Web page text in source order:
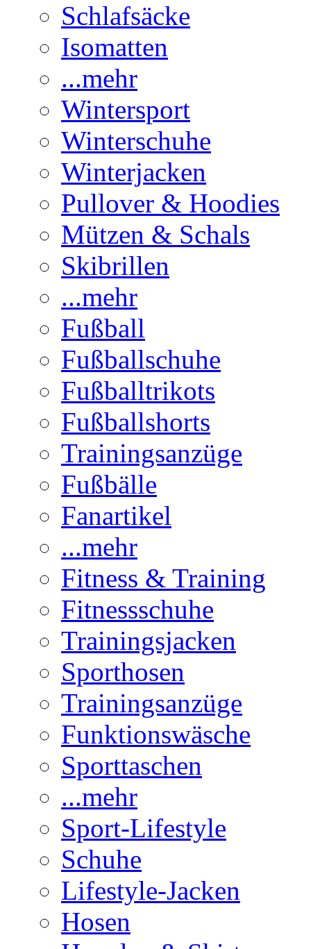
Schlafsäcke
Isomatten
...mehr
Wintersport
Winterschuhe
Winterjacken
Pullover & Hoodies
Mützen & Schals
Skibrillen
...mehr
Fußball
Fußballschuhe
Fußballtrikots
Fußballshorts
Trainingsanzüge
Fußbälle
Fanartikel
...mehr
Fitness & Training
Fitnessschuhe
Trainingsjacken
Sporthosen
Trainingsanzüge
Funktionswäsche
Sporttaschen
...mehr
Sport-Lifestyle
Schuhe
Lifestyle-Jacken
Hosen